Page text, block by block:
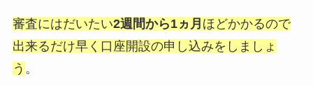
審査にはだいたい2週間から1ヵ月 ほどかかるので
出来るだけ早く口座開設の申し込みをしましょ
う 。